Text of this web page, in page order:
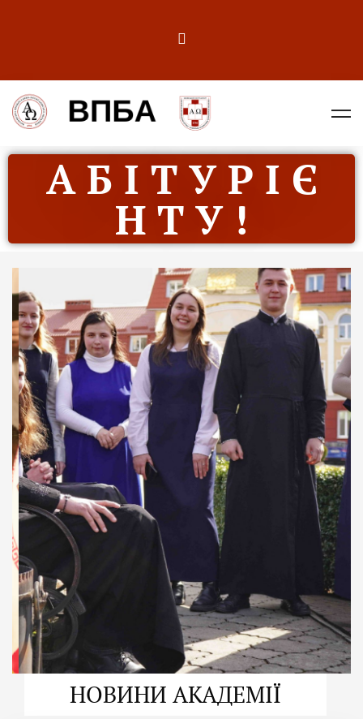
А Б І Т У Р І Є
Н Т У !
ДУХОВНО СИЛЬНІ!
ВПБА — спільнота, де
формується
покликання
Читати більше
НОВИНИ АКАДЕМІЇ